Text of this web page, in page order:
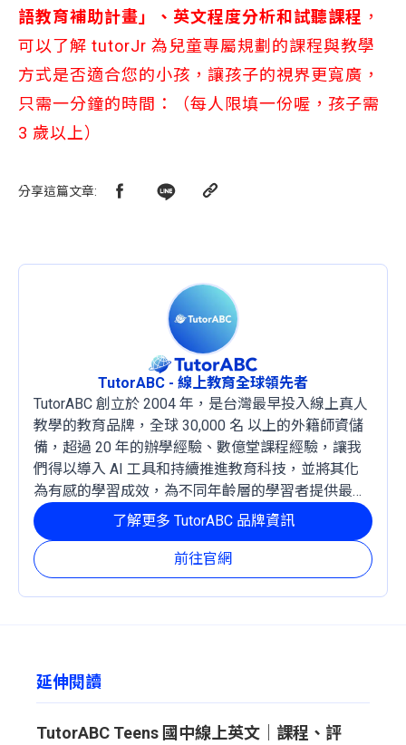
語教育補助計畫」、英文程度分析和試聽課程 ，
可以了解 tutorJr 為兒童專屬規劃的課程與教學
方式是否適合您的小孩，讓孩子的視界更寬廣，
只需一分鐘的時間：（每人限填一份喔，孩子需
3 歲以上）
分享這篇文章:
TutorABC - 線上教育全球領先者
TutorABC 創立於 2004 年，是台灣最早投入線上真人
教學的教育品牌，全球 30,000 名 以上的外籍師資儲
備，超過 20 年的辦學經驗、數億堂課程經驗，讓我
們得以導入 AI 工具和持續推進教育科技，並將其化
為有感的學習成效，為不同年齡層的學習者提供最穩
定且有效的成長路徑。
前往官網
了解更多 TutorABC 品牌資訊
延伸閱讀
TutorABC Teens 國中線上英文｜課程、評